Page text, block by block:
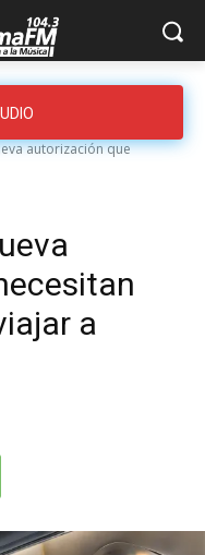
autorización que
a